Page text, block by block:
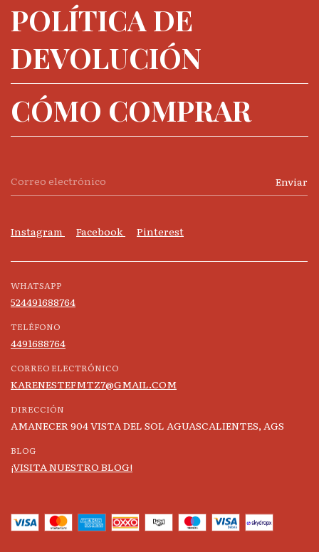
POLÍTICA DE
DEVOLUCIÓN
CÓMO COMPRAR
Instagram Facebook Pinterest
WHATSAPP
524491688764
TELÉFONO
4491688764
CORREO ELECTRÓNICO
KARENESTEFMTZ7@GMAIL.COM
DIRECCIÓN
AMANECER 904 VISTA DEL SOL AGUASCALIENTES, AGS
BLOG
¡VISITA NUESTRO BLOG!